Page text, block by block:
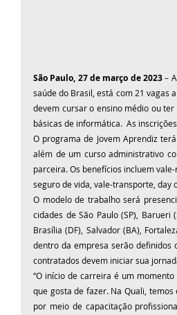
São Paulo, 27 de março de 2023 –
saúde do Brasil, está com 21 vagas
devem cursar o ensino médio ou
básicas de informática.  As
O programa de Jovem Aprendiz
além de um curso administrativo
parceira. Os benefícios incluem
seguro de vida, vale-transporte, day
O modelo de trabalho será
cidades de São Paulo (SP), Barueri
Brasília (DF), Salvador (BA),
dentro da empresa serão definidos
contratados devem iniciar sua
“O início de carreira é um
que gosta de fazer. Na Quali,
por meio de capacitação